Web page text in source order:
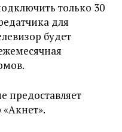
только 30
для
будет
предоставляет